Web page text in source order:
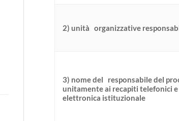
2) unità organizzative
3) nome del responsabile del
unitamente ai recapiti telefonici
elettronica istituzionale